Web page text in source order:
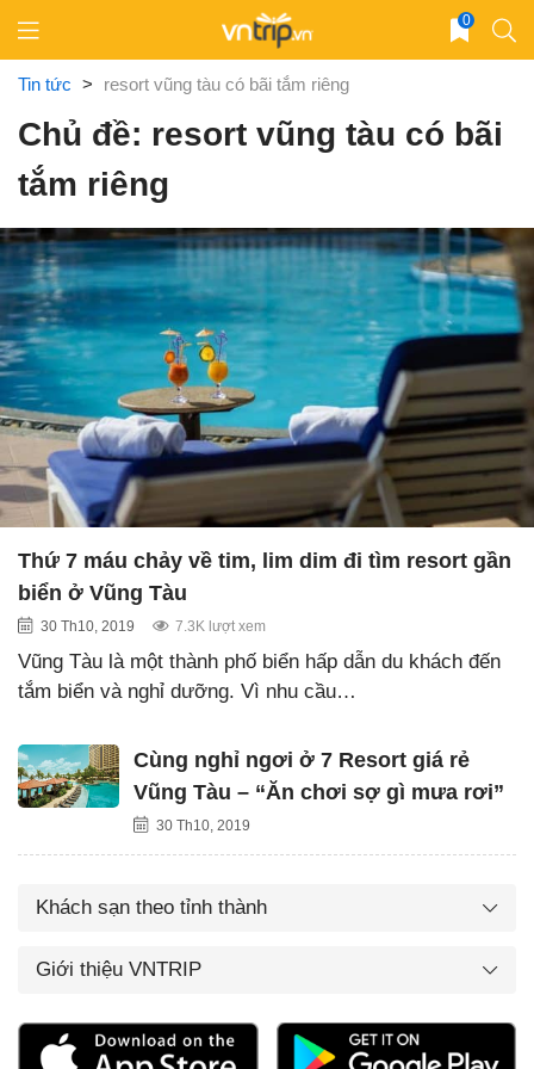
content
0
Tin tức > resort vũng tàu có bãi tắm riêng
Chủ đề: resort vũng tàu có bãi
tắm riêng
Thứ 7 máu chảy về tim, lim dim đi tìm resort gần
biển ở Vũng Tàu
30 Th10, 2019 7.3K lượt xem
Vũng Tàu là một thành phố biển hấp dẫn du khách đến
tắm biển và nghỉ dưỡng. Vì nhu cầu…
Cùng nghỉ ngơi ở 7 Resort giá rẻ
Vũng Tàu – “Ăn chơi sợ gì mưa rơi”
30 Th10, 2019
Khách sạn theo tỉnh thành
Giới thiệu VNTRIP